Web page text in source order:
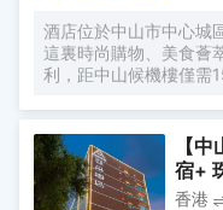
酒店位於中山市中心城
這裏時尚購物、美食薈
利，距中山候機樓僅需
時尚，114間雅緻客房
雅，明亮潔淨，置身其
美的夢鄉；更有精心設
玩具、精緻兒童用品...
【
宿+
香港